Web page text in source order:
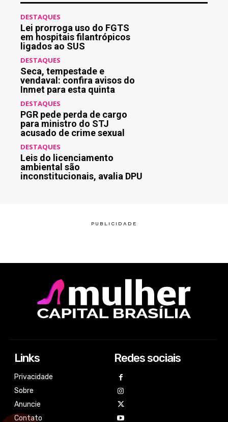
DESTAQUES
Lei prorroga uso do FGTS
em hospitais filantrópicos
ligados ao SUS
DESTAQUES
Seca, tempestade e
vendaval: confira avisos do
Inmet para esta quinta
DESTAQUES
PGR pede perda de cargo
para ministro do STJ
acusado de crime sexual
DESTAQUES
Leis do licenciamento
ambiental são
inconstitucionais, avalia DPU
Links
Privacidade
Sobre
Anuncie
Contato
Redes sociais